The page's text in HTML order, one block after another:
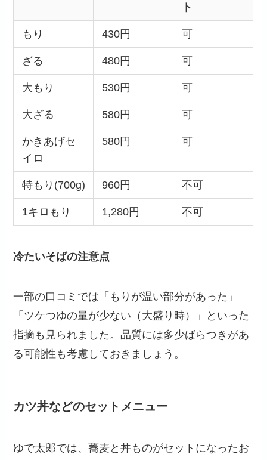
ト
もり 430円 可
ざる 480円 可
大もり 530円 可
大ざる 580円 可
かきあげセ
イロ
580円 可
特もり(700g) 960円 不可
1キロもり 1,280円 不可
冷たいそばの注意点
一部の口コミでは「もりが温い部分があった」
「ツケつゆの量が少ない（大盛り時）」といった
指摘も見られました。品質には多少ばらつきがあ
る可能性も考慮しておきましょう。
カツ丼などのセットメニュー
ゆで太郎では、蕎麦と丼ものがセットになったお